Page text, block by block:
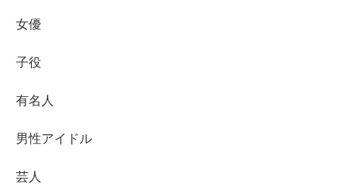
ref_src=twsrc%5Etfw
妊娠中のDVなんて、相当辛い思いをされていたのです
女優
子役
有名人
男性アイドル
芸人